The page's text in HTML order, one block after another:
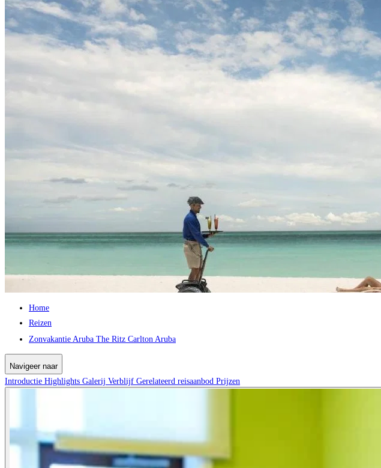
Home
Reizen
Zonvakantie Aruba The Ritz Carlton Aruba
Navigeer naar
Introductie Highlights Galerij Verblijf Gerelateerd reisaanbod Prijzen